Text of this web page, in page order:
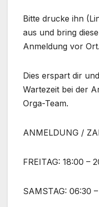
Bitte drucke ihn
aus und bring
Anmeldung vor Ort.
Dies erspart dir
Wartezeit bei der
Orga-Team.
ANMELDUNG /
FREITAG: 18:00 –
SAMSTAG: 06:30